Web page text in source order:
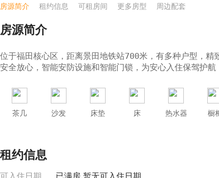
房源简介 租约信息 可租房间 更多房型 周边配套
房源简介
位于福田核心区，距离景田地铁站700米，有多种户型，精
安全放心，智能安防设施和智能门锁，为安心入住保驾护航
茶几 沙发 床垫 床 热水器 橱
租约信息
可入住日期
已满房,暂无可入住日期